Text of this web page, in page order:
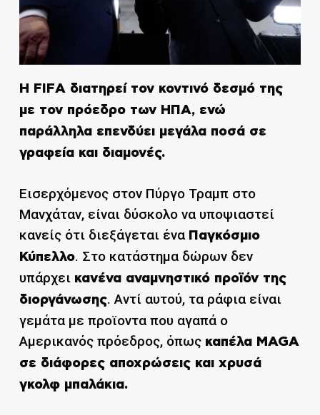
Η FIFA διατηρεί τον κοντινό δεσμό της
με τον πρόεδρο των ΗΠΑ, ενώ
παράλληλα επενδύει μεγάλα ποσά σε
γραφεία και διαμονές.
Εισερχόμενος στον Πύργο Τραμπ στο
Μανχάταν, είναι δύσκολο να υποψιαστεί
κανείς ότι διεξάγεται ένα Παγκόσμιο
Κύπελλο. Στο κατάστημα δώρων δεν
υπάρχει κανένα αναμνηστικό προϊόν της
διοργάνωσης. Αντί αυτού, τα ράφια είναι
γεμάτα με προϊοντα που αγαπά ο
Αμερικανός πρόεδρος, όπως καπέλα MAGA
σε διάφορες αποχρώσεις και χρυσά
γκολφ μπαλάκια.